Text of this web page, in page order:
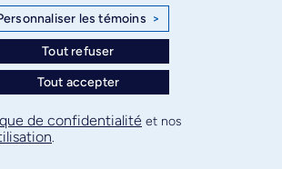
les témoins >
Tout refuser
Tout accepter
de confidentialité et nos
.